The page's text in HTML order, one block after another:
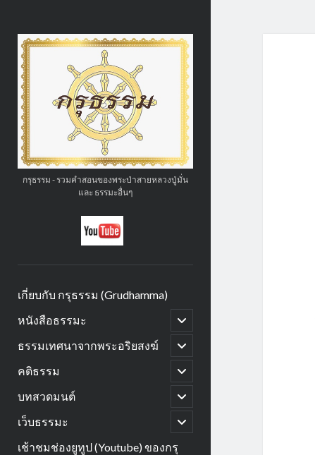
กรุ
ธรรม
(GruDhamma.com)
กรุธรรม - รวมคำสอนของพระป่าสายหลวงปู่มั่น
และ ธรรมะอื่นๆ
เกี่ยบกับ กรุธรรม (Grudhamma)
หนังสือธรรมะ
open
child
menu
ธรรมเทศนาจากพระอริยสงฆ์
open
child
menu
คติธรรม
open
child
menu
บทสวดมนต์
open
child
menu
เว็บธรรมะ
open
child
menu
เช้าชมช่องยูทูป (Youtube) ของกรุ